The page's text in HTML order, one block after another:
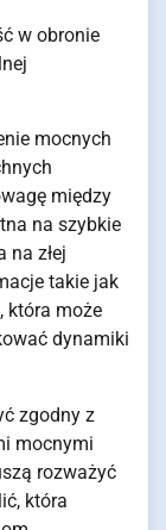
w obronie
mocnych
między
na szybkie
na złej
takie jak
która może
dynamiki
zgodny z
mocnymi
rozważyć
która